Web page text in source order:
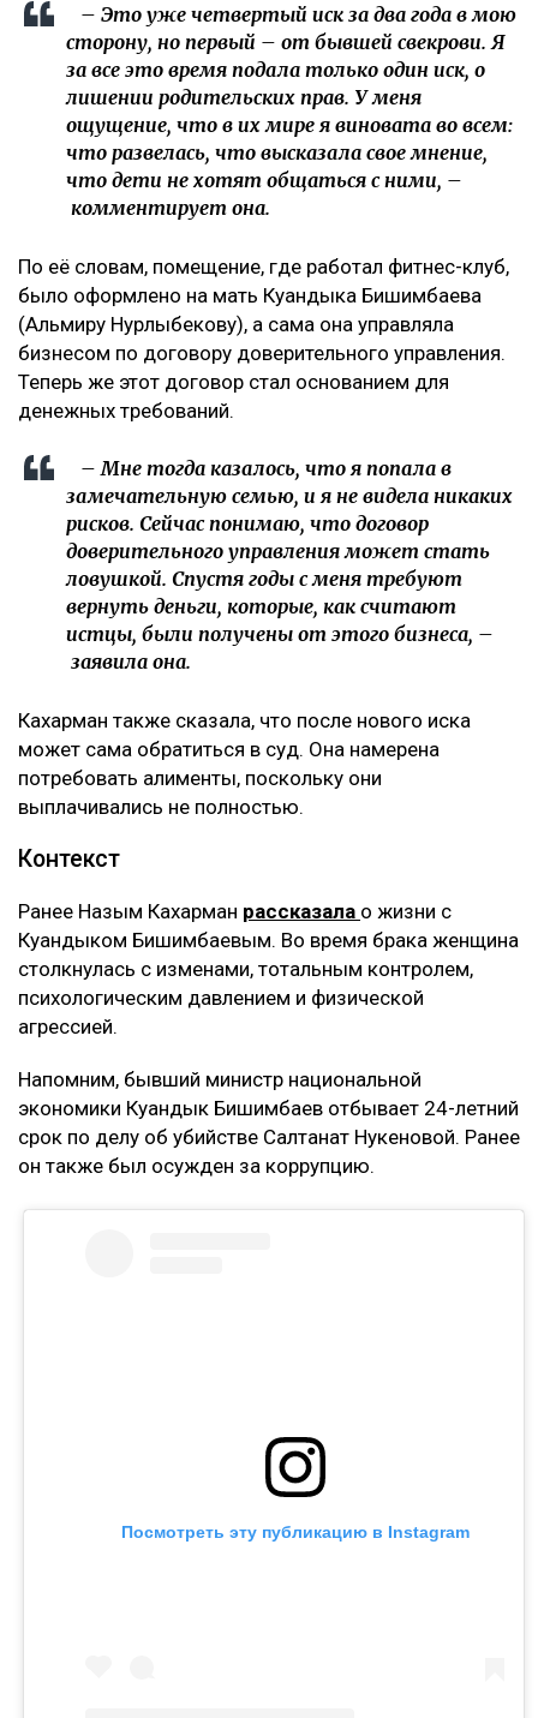
– Это уже четвертый иск за два года в мою
сторону, но первый – от бывшей свекрови. Я
за все это время подала только один иск, о
лишении родительских прав. У меня
ощущение, что в их мире я виновата во всем:
что развелась, что высказала свое мнение,
что дети не хотят общаться с ними, –
комментирует она.
По её словам, помещение, где работал фитнес-клуб,
было оформлено на мать Куандыка Бишимбаева
(Альмиру Нурлыбекову), а сама она управляла
бизнесом по договору доверительного управления.
Теперь же этот договор стал основанием для
денежных требований.
– Мне тогда казалось, что я попала в
замечательную семью, и я не видела никаких
рисков. Сейчас понимаю, что договор
доверительного управления может стать
ловушкой. Спустя годы с меня требуют
вернуть деньги, которые, как считают
истцы, были получены от этого бизнеса, –
заявила она.
Кахарман также сказала, что после нового иска
может сама обратиться в суд. Она намерена
потребовать алименты, поскольку они
выплачивались не полностью.
Контекст
Ранее Назым Кахарман рассказала о жизни с
Куандыком Бишимбаевым. Во время брака женщина
столкнулась с изменами, тотальным контролем,
психологическим давлением и физической
агрессией.
Напомним, бывший министр национальной
экономики Куандык Бишимбаев отбывает 24-летний
срок по делу об убийстве Салтанат Нукеновой. Ранее
он также был осужден за коррупцию.
Посмотреть эту публикацию в Instagram